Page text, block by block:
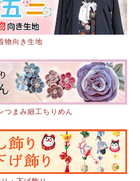
物向き生地
つまみ細工ちりめん